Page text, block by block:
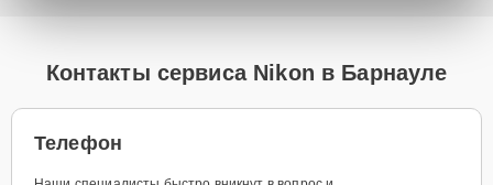
Контакты сервиса Nikon в Барнауле
Телефон